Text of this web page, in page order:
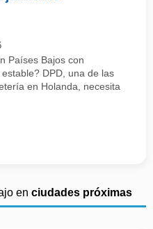
Países Bajos con
DPD, una de las
en Holanda, necesita
en ciudades próximas